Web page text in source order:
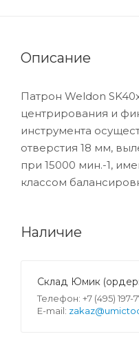
Описание
Патрон Weldon
центрирования и
инструмента
отверстия 18 мм,
при 15000 мин.-1,
классом
Наличие
Склад Юмик
Телефон: +7 (495) 197-
E-mail: